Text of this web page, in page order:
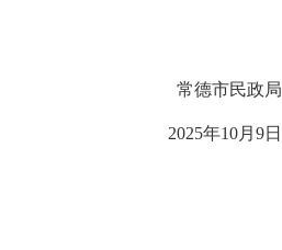
常德市民政局
2025年10月9日